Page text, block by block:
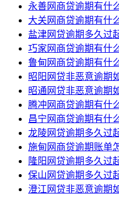
永善网商贷逾期有什
大关网商贷逾期有什
盐津网贷逾期多久过
巧家网商贷逾期有什
鲁甸网商贷逾期有什
昭阳网贷非恶意逾期
昭通网贷非恶意逾期
腾冲网商贷逾期有什
昌宁网商贷逾期有什
龙陵网贷逾期多久过
施甸网商贷逾期账单
隆阳网贷逾期多久过
保山网贷逾期多久过
澄江网贷非恶意逾期